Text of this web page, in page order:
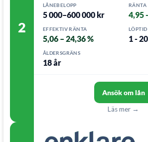
2
LÅNEBELOPP
5 000–600 000 kr
RÄNTA
4,95
EFFEKTIV RÄNTA
5,06 – 24,36 %
LÖPTID
1 -
ÅLDERSGRÄNS
18 år
Ansök om lån
Läs mer →